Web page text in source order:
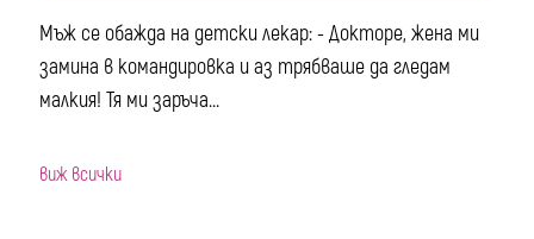
Мъж се обажда на детски лекар: - Докторе, жена ми
замина в командировка и аз трябваше да гледам
малкия! Тя ми заръча...
виж всички